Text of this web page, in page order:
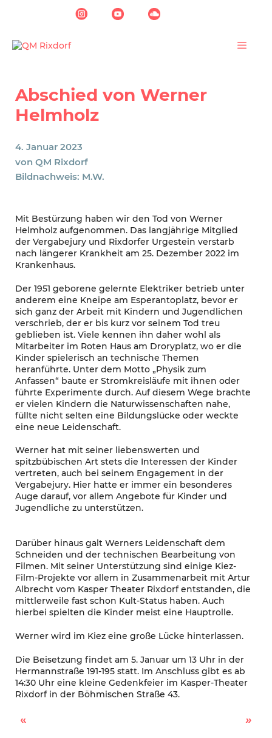
Abschied von Werner
Helmholz
4. Januar 2023
von QM Rixdorf
Bildnachweis: M.W.
Mit Bestürzung haben wir den Tod von Werner
Helmholz aufgenommen. Das langjährige Mitglied
der Vergabejury und Rixdorfer Urgestein verstarb
nach längerer Krankheit am 25. Dezember 2022 im
Krankenhaus.
Der 1951 geborene gelernte Elektriker betrieb unter
anderem eine Kneipe am Esperantoplatz, bevor er
sich ganz der Arbeit mit Kindern und Jugendlichen
verschrieb, der er bis kurz vor seinem Tod treu
geblieben ist. Viele kennen ihn daher wohl als
Mitarbeiter im Roten Haus am Droryplatz, wo er die
Kinder spielerisch an technische Themen
heranführte. Unter dem Motto „Physik zum
Anfassen“ baute er Stromkreisläufe mit ihnen oder
führte Experimente durch. Auf diesem Wege brachte
er vielen Kindern die Naturwissenschaften nahe,
füllte nicht selten eine Bildungslücke oder weckte
eine neue Leidenschaft.
Werner hat mit seiner liebenswerten und
spitzbübischen Art stets die Interessen der Kinder
vertreten, auch bei seinem Engagement in der
Vergabejury. Hier hatte er immer ein besonderes
Auge darauf, vor allem Angebote für Kinder und
Jugendliche zu unterstützen.
Darüber hinaus galt Werners Leidenschaft dem
Schneiden und der technischen Bearbeitung von
Filmen. Mit seiner Unterstützung sind einige Kiez-
Film-Projekte vor allem in Zusammenarbeit mit Artur
Albrecht vom Kasper Theater Rixdorf entstanden, die
mittlerweile fast schon Kult-Status haben. Auch
hierbei spielten die Kinder meist eine Hauptrolle.
Werner wird im Kiez eine große Lücke hinterlassen.
Die Beisetzung findet am 5. Januar um 13 Uhr in der
Hermannstraße 191-195 statt. Im Anschluss gibt es ab
14:30 Uhr eine kleine Gedenkfeier im Kasper-Theater
Rixdorf in der Böhmischen Straße 43.